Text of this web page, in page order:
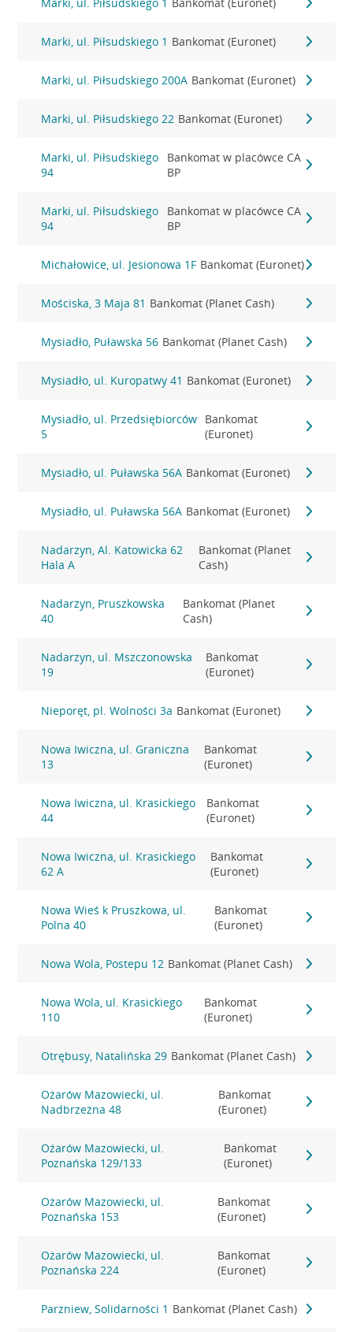
Marki, ul. Piłsudskiego 1 Bankomat (Euronet)
Marki, ul. Piłsudskiego 200A Bankomat (Euronet)
Marki, ul. Piłsudskiego 22 Bankomat (Euronet)
Marki, ul. Piłsudskiego
94
Bankomat w placówce CA
BP
Marki, ul. Piłsudskiego
94
Bankomat w placówce CA
BP
Michałowice, ul. Jesionowa 1F Bankomat (Euronet)
Mościska, 3 Maja 81 Bankomat (Planet Cash)
Mysiadło, Puławska 56 Bankomat (Planet Cash)
Mysiadło, ul. Kuropatwy 41 Bankomat (Euronet)
Mysiadło, ul. Przedsiębiorców
5
Bankomat
(Euronet)
Mysiadło, ul. Puławska 56A Bankomat (Euronet)
Mysiadło, ul. Puławska 56A Bankomat (Euronet)
Nadarzyn, Al. Katowicka 62
Hala A
Bankomat (Planet
Cash)
Nadarzyn, Pruszkowska
40
Bankomat (Planet
Cash)
Nadarzyn, ul. Mszczonowska
19
Bankomat
(Euronet)
Nieporęt, pl. Wolności 3a Bankomat (Euronet)
Nowa Iwiczna, ul. Graniczna
13
Bankomat
(Euronet)
Nowa Iwiczna, ul. Krasickiego
44
Bankomat
(Euronet)
Nowa Iwiczna, ul. Krasickiego
62 A
Bankomat
(Euronet)
Nowa Wieś k Pruszkowa, ul.
Polna 40
Bankomat
(Euronet)
Nowa Wola, Postepu 12 Bankomat (Planet Cash)
Nowa Wola, ul. Krasickiego
110
Bankomat
(Euronet)
Otrębusy, Natalińska 29 Bankomat (Planet Cash)
Ożarów Mazowiecki, ul.
Nadbrzeżna 48
Bankomat
(Euronet)
Ożarów Mazowiecki, ul.
Poznańska 129/133
Bankomat
(Euronet)
Ożarów Mazowiecki, ul.
Poznańska 153
Bankomat
(Euronet)
Ożarów Mazowiecki, ul.
Poznańska 224
Bankomat
(Euronet)
Parzniew, Solidarności 1 Bankomat (Planet Cash)